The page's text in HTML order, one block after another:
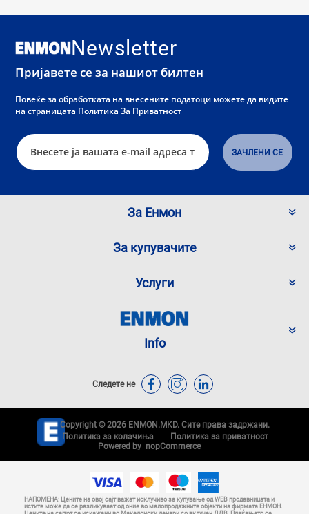
Newsletter
Пријавете се за нашиот билтен
Повеќе за обработката на внесените податоци можете да видите
на страницата Политика За Приватност
За Енмон
За купувачите
Услуги
Info
Следете не
Copyright © 2026 ENMON.MKD. Сите права задржани.
Политика за колачиња
Политика за приватност
Powered by nopCommerce
НАПОМЕНА: Цените на овој сајт важат исклучиво за купување од WEB продавницата и
истите може да се разликуваат од оние во малопродажните објекти на фирмата ЕНМОН.